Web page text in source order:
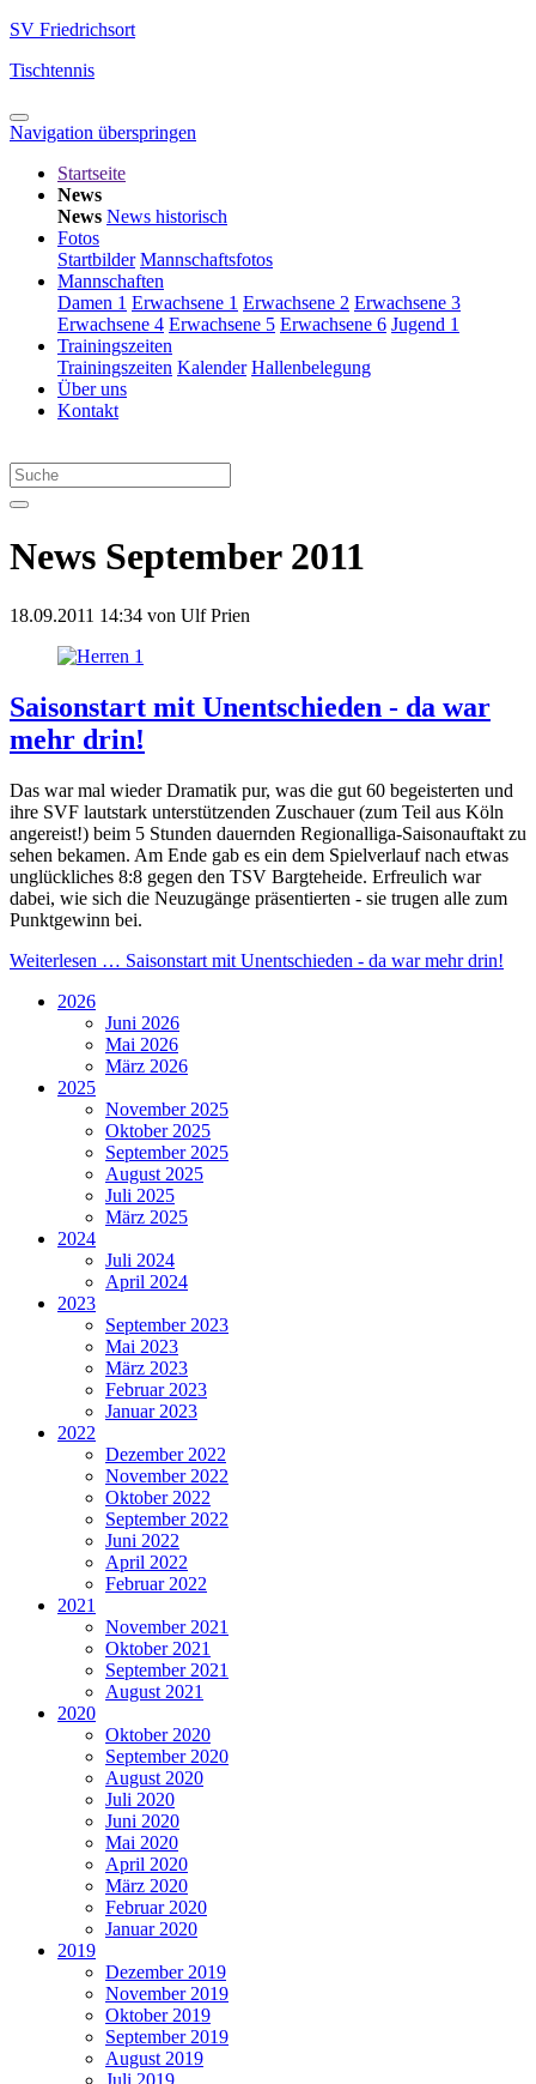
SV Friedrichsort
Tischtennis
Navigation überspringen
Startseite
News
News News historisch
Fotos
Startbilder Mannschaftsfotos
Mannschaften
Damen 1 Erwachsene 1 Erwachsene 2 Erwachsene 3
Erwachsene 4 Erwachsene 5 Erwachsene 6 Jugend 1
Trainingszeiten
Trainingszeiten Kalender Hallenbelegung
Über uns
Kontakt
News September 2011
18.09.2011 14:34 von Ulf Prien
Saisonstart mit Unentschieden - da war
mehr drin!
Das war mal wieder Dramatik pur, was die gut 60 begeisterten und
ihre SVF lautstark unterstützenden Zuschauer (zum Teil aus Köln
angereist!) beim 5 Stunden dauernden Regionalliga-Saisonauftakt zu
sehen bekamen. Am Ende gab es ein dem Spielverlauf nach etwas
unglückliches 8:8 gegen den TSV Bargteheide. Erfreulich war
dabei, wie sich die Neuzugänge präsentierten - sie trugen alle zum
Punktgewinn bei.
Weiterlesen … Saisonstart mit Unentschieden - da war mehr drin!
2026
Juni 2026
Mai 2026
März 2026
2025
November 2025
Oktober 2025
September 2025
August 2025
Juli 2025
März 2025
2024
Juli 2024
April 2024
2023
September 2023
Mai 2023
März 2023
Februar 2023
Januar 2023
2022
Dezember 2022
November 2022
Oktober 2022
September 2022
Juni 2022
April 2022
Februar 2022
2021
November 2021
Oktober 2021
September 2021
August 2021
2020
Oktober 2020
September 2020
August 2020
Juli 2020
Juni 2020
Mai 2020
April 2020
März 2020
Februar 2020
Januar 2020
2019
Dezember 2019
November 2019
Oktober 2019
September 2019
August 2019
Juli 2019